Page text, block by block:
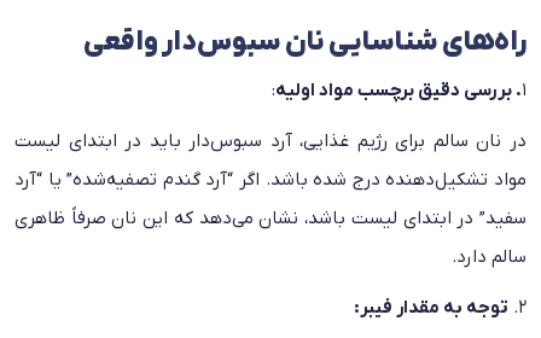
راه‌های شناسایی نان سبوس‌دار واقعی
۱. بررسی دقیق برچسب مواد اولیه:
در نان سالم برای رژیم غذایی، آرد سبوس‌دار باید در ابتدای لیست
مواد تشکیل‌دهنده درج شده باشد. اگر “آرد گندم تصفیه‌شده” یا “آرد
سفید” در ابتدای لیست باشد، نشان می‌دهد که این نان صرفاً ظاهری
سالم دارد.
۲. توجه به مقدار فیبر: